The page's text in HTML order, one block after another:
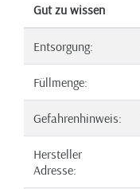
Gut zu wissen
Entsorgung:
Füllmenge:
Gefahrenhinweis:
Hersteller
Adresse: